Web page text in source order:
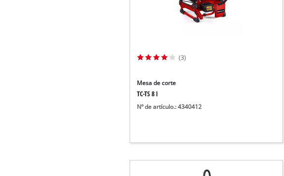
(3)
Mesa de corte
TC-TS 8 I
Nº de artículo.: 4340412